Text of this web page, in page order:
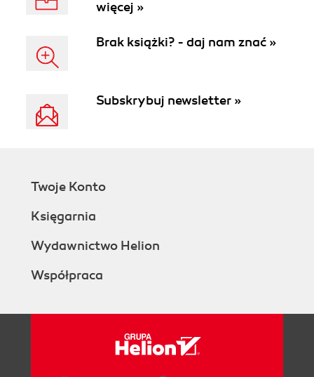
więcej »
Brak książki? - daj nam znać »
Subskrybuj newsletter »
Twoje Konto
Księgarnia
Wydawnictwo Helion
Współpraca